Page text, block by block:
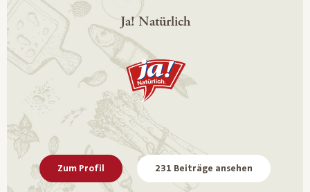
Ja! Natürlich
Zum Profil 231 Beiträge ansehen